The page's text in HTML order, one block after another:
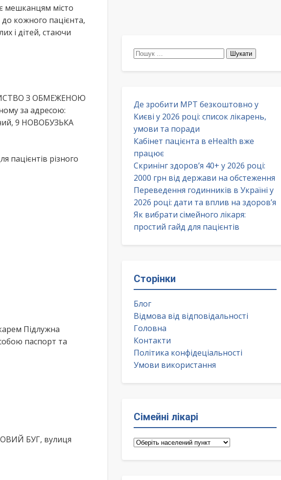
мешканцям місто
кожного пацієнта,
і дітей, стаючи
З ОБМЕЖЕНОЮ
за адресою:
9 НОВОБУЗЬКА
пацієнтів різного
Підлужна
паспорт та
БУГ, вулиця
Пошук:
Де зробити МРТ безкоштовно у
Києві у 2026 році: список лікарень,
умови та поради
Кабінет пацієнта в eHealth вже
працює
Скринінг здоров’я 40+ у 2026 році:
2000 грн від держави на обстеження
Переведення годинників в Україні у
2026 році: дати та вплив на здоров’я
Як вибрати сімейного лікаря:
простий гайд для пацієнтів
Сторінки
Блог
Відмова від відповідальності
Головна
Контакти
Політика конфідеціальності
Умови використання
Сімейні лікарі
Сімейні